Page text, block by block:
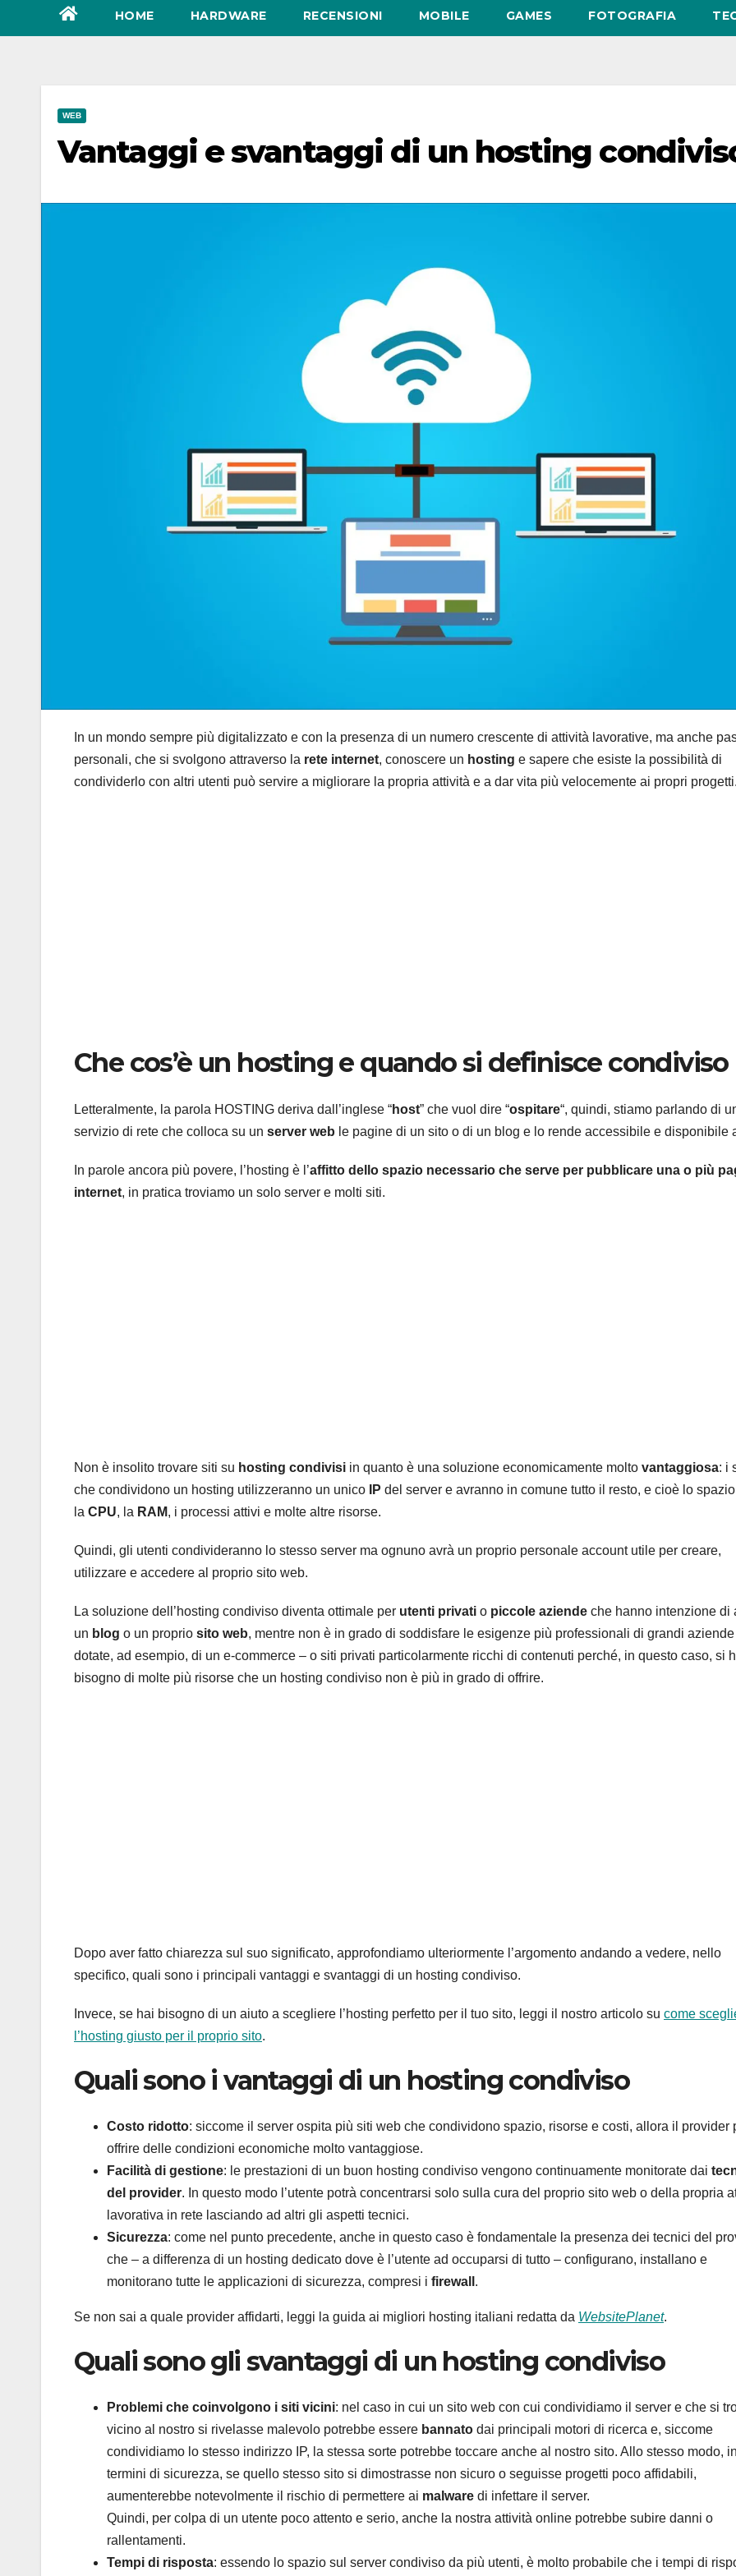
HOME HARDWARE RECENSIONI MOBILE GAMES FOTOGRAFIA
WEB
Vantaggi e svantaggi di un hosting
In un mondo sempre più digitalizzato e con la presenza di un numero crescente di attività lavorative, ma anche
personali, che si svolgono attraverso la rete internet, conoscere un hosting e sapere che esiste la possibilità di
condividerlo con altri utenti può servire a migliorare la propria attività e a dar vita più velocemente ai propri progetti.
Che cos’è un hosting e quando si definisce condiviso
Letteralmente, la parola HOSTING deriva dall’inglese “host” che vuol dire “ospitare“, quindi, stiamo parlando di
servizio di rete che colloca su un server web le pagine di un sito o di un blog e lo rende accessibile e disponibile
In parole ancora più povere, l’hosting è l’affitto dello spazio necessario che serve per pubblicare una o più
internet, in pratica troviamo un solo server e molti siti.
Non è insolito trovare siti su hosting condivisi in quanto è una soluzione economicamente molto vantaggiosa: i
che condividono un hosting utilizzeranno un unico
IP del server e avranno in comune tutto il resto, e cioè lo
la CPU, la RAM, i processi attivi e molte altre risorse.
Quindi, gli utenti condivideranno lo stesso server ma ognuno avrà un proprio personale account utile per creare,
utilizzare e accedere al proprio sito web.
La soluzione dell’hosting condiviso diventa ottimale per utenti privati o piccole aziende che hanno intenzione di
un blog o un proprio sito web, mentre non è in grado di soddisfare le esigenze più professionali di grandi
dotate, ad esempio, di un e-commerce – o siti privati particolarmente ricchi di contenuti perché, in questo caso, si
bisogno di molte più risorse che un hosting condiviso non è più in grado di offrire.
Dopo aver fatto chiarezza sul suo significato, approfondiamo ulteriormente l’argomento andando a vedere, nello
specifico, quali sono i principali vantaggi e svantaggi di un hosting condiviso.
Invece, se hai bisogno di un aiuto a scegliere l’hosting perfetto per il tuo sito, leggi il nostro articolo su come
l’hosting giusto per il proprio sito.
Quali sono i vantaggi di un hosting condiviso
Costo ridotto: siccome il server ospita più siti web che condividono spazio, risorse e costi, allora il provider
offrire delle condizioni economiche molto vantaggiose.
Facilità di gestione: le prestazioni di un buon hosting condiviso vengono continuamente monitorate dai
del provider. In questo modo l’utente potrà concentrarsi solo sulla cura del proprio sito web o della propria
lavorativa in rete lasciando ad altri gli aspetti tecnici.
Sicurezza: come nel punto precedente, anche in questo caso è fondamentale la presenza dei tecnici del
che – a differenza di un hosting dedicato dove è l’utente ad occuparsi di tutto – configurano, installano e
monitorano tutte le applicazioni di sicurezza, compresi i firewall .
Se non sai a quale provider affidarti, leggi la guida ai migliori hosting italiani redatta da WebsitePlanet.
Quali sono gli svantaggi di un hosting condiviso
Problemi che coinvolgono i siti vicini: nel caso in cui un sito web con cui condividiamo il server e che si
vicino al nostro si rivelasse malevolo potrebbe essere bannato dai principali motori di ricerca e, siccome
condividiamo lo stesso indirizzo IP, la stessa sorte potrebbe toccare anche al nostro sito. Allo stesso modo, in
termini di sicurezza, se quello stesso sito si dimostrasse non sicuro o seguisse progetti poco affidabili,
aumenterebbe notevolmente il rischio di permettere ai malware di infettare il server.
Quindi, per colpa di un utente poco attento e serio, anche la nostra attività online potrebbe subire danni o
rallentamenti.
Tempi di risposta: essendo lo spazio sul server condiviso da più utenti, è molto probabile che i tempi di